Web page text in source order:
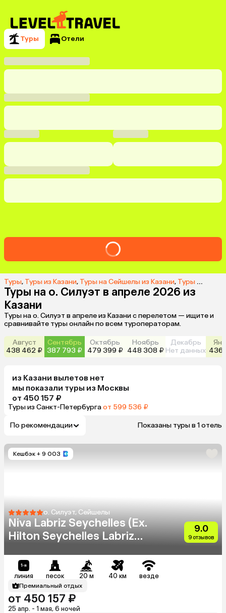
Туры Отели
Туры, Туры из Казани, Туры на Сейшелы из Казани, Туры на о. Силуэт из Казани
Туры на о. Силуэт в апреле 2026 из
Казани
Туры на о. Силуэт в апреле из Казани с перелетом — ищите и
сравнивайте туры онлайн по всем туроператорам.
Август
438 462 ₽
Сентябрь
387 793 ₽
Октябрь
479 399 ₽
Ноябрь
448 308 ₽
Декабрь
Нет данных 436
из Казани вылетов нет
мы показали туры из Москвы
от 450 157 ₽
Туры из Санкт-Петербургаот 599 536 ₽
По рекомендации Показаны туры в 1 отель
Кешбэк + 9 003
о. Силуэт, Сейшелы
Niva Labriz Seychelles (Ex.
Hilton Seychelles Labriz
9.0
9 отзывов
линия песок 20 м 40 км везде
Премиальный отдых
от 450 157 ₽
25 апр. - 1 мая, 6 ночей